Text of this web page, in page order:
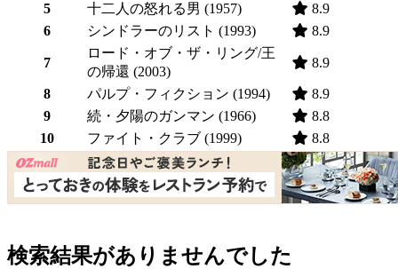
5
十二人の怒れる男 (1957)
8.9
6
シンドラーのリスト (1993) 8.9
7
ロード・オブ・ザ・リング/王
の帰還 (2003)
8.9
8 パルプ・フィクション (1994)
8.9
9
続・夕陽のガンマン (1966)
8.8
10
ファイト・クラブ (1999) 8.8
検索結果がありませんでした